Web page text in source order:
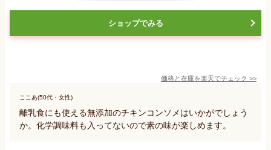
ショップでみる
価格と在庫を楽天でチェック >>
ここあ(50代・女性)
離乳食にも使える無添加のチキンコンソメはいかがでしょう
か。化学調味料も入ってないので素の味が楽しめます。